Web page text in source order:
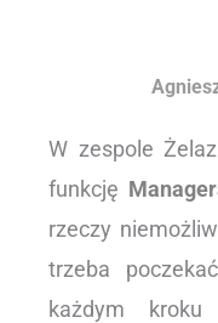
W zespole
funkcję
rzeczy
trzeba
każdym